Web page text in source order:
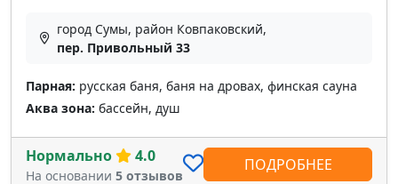
город Сумы, район Ковпаковский,
пер. Привольный 33
Парная: русская баня, баня на дровах, финская сауна
Аква зона: бассейн, душ
Нормально 4.0
На основании 5 отзывов
ПОДРОБНЕЕ